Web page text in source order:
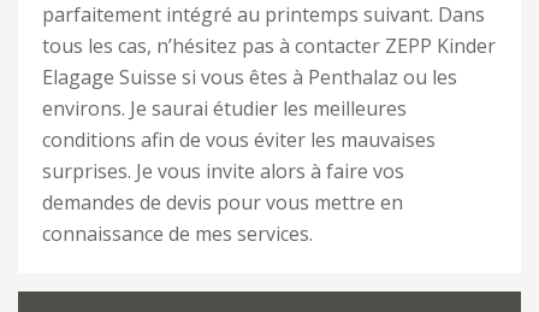
parfaitement intégré au printemps suivant. Dans
tous les cas, n’hésitez pas à contacter ZEPP Kinder
Elagage Suisse si vous êtes à Penthalaz ou les
environs. Je saurai étudier les meilleures
conditions afin de vous éviter les mauvaises
surprises. Je vous invite alors à faire vos
demandes de devis pour vous mettre en
connaissance de mes services.